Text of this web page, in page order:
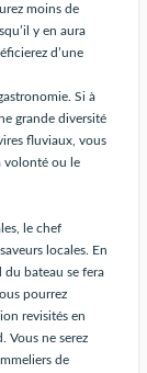
moins de
y en aura
d’une
Si à
grande diversité
fluviaux, vous
volonté ou le
le chef
locales. En
bateau se fera
pourrez
revisités en
Vous ne serez
de